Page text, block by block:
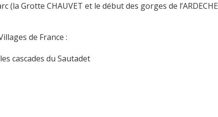
(la Grotte CHAUVET et le début des gorges de l’ARDECHE
de France :
cascades du Sautadet